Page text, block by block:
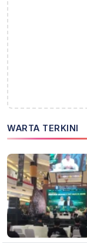
WARTA TERKINI